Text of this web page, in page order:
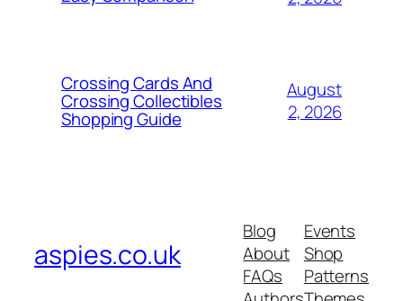
Crossing Cards And
Crossing Collectibles
Shopping Guide
August
2, 2026
aspies.co.uk
Blog
About
FAQs
Events
Shop
Patterns